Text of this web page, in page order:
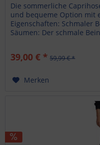
Die sommerliche
und bequeme Option mit
Eigenschaften: Schmaler
Säumen: Der schmale
39,00 € * 59,99 € *
Merken